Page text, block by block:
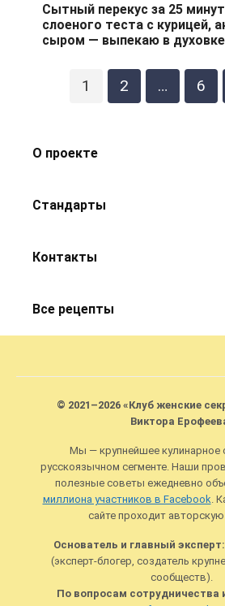
Сытный перекус за 25
слоеного теста с курицей,
сыром — выпекаю в
1 2 … 6
О проекте
Стандарты
Контакты
Все рецепты
© 2021–2026 «Клуб женские
Виктора
Мы — крупнейшее кулинарное
русскоязычном сегменте. Наши
полезные советы ежедневно
миллиона участников в Facebook .
сайте проходит
Основатель и главный эксперт:
(эксперт-блогер, создатель
сообществ).
По вопросам сотрудничества